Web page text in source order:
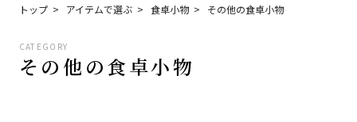
トップ アイテムで選ぶ 食卓小物 その他の食卓小物
CATEGORY
その他の食卓小物